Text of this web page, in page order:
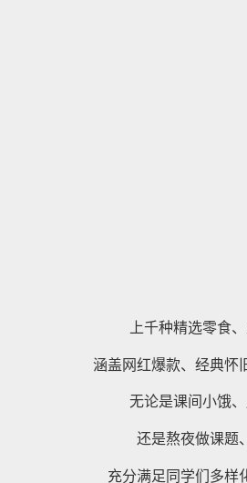
上千种精选零食
涵盖网红爆款、经典怀
无论是课间小饿
还是熬夜做课题
充分满足同学们多样